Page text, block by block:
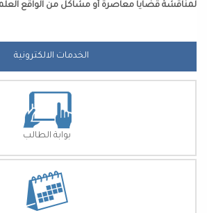
لمناقشة قضايا معاصرة أو مشاكل من الواقع العلمي.
الخدمات الالكترونية
بوابة الطالب